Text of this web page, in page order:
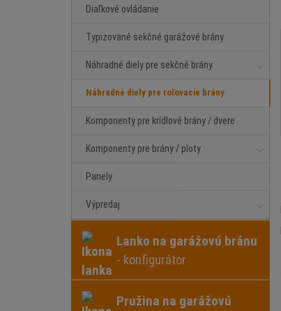
Diaľkové ovládanie
Typizované sekčné garážové brány
Náhradné diely pre sekčné brány
Náhradné diely pre rolovacie brány
Komponenty pre krídlové brány / dvere
Komponenty pre brány / ploty
Panely
Výpredaj
Lanko na garážovú bránu
- konfigurátor
Pružina na garážovú